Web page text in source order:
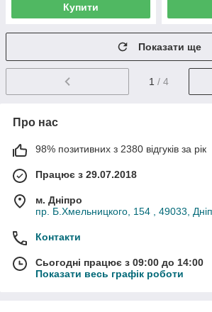
Купити
Показати ще
1 / 4
Про нас
98% позитивних з 2380 відгуків за рік
Працює з 29.07.2018
м. Дніпро
пр. Б.Хмельницкого, 154 , 49033,
Контакти
Сьогодні працює з 09:00 до 14:00
Показати весь графік роботи